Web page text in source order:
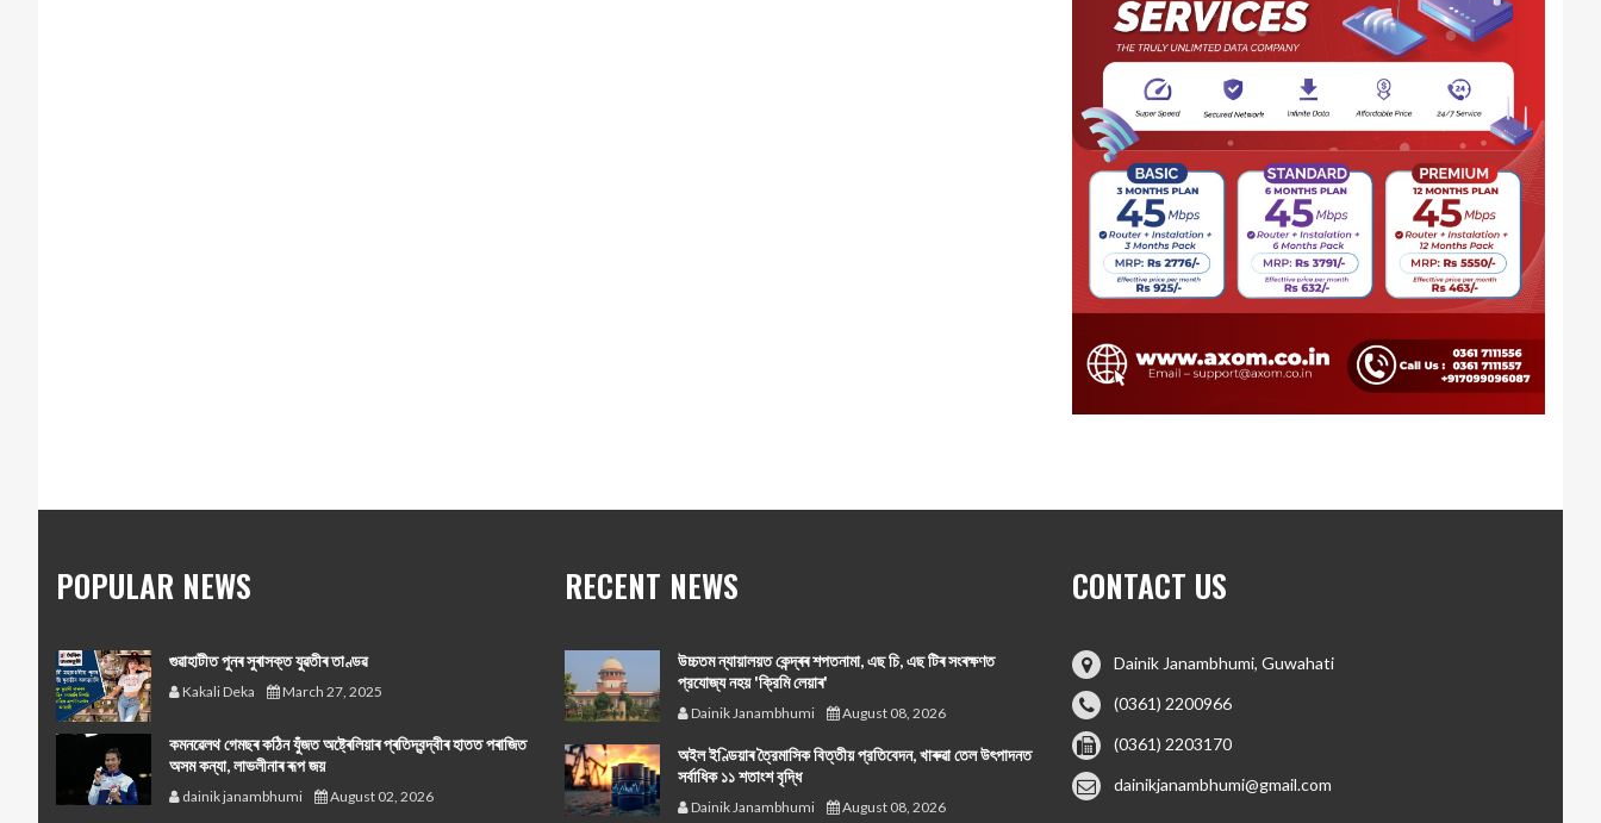
POPULAR NEWS
গুৱাহাটীত পুনৰ সুৰাসক্ত যুৱতীৰ তাণ্ডৱ
Kakali Deka March 27, 2025
কমনৱেলথ গেমছৰ কঠিন যুঁজত অষ্ট্ৰেলিয়াৰ প্ৰতিদ্বন্দ্বীৰ হাতত পৰাজিত
অসম কন্যা, লাভলীনাৰ ৰূপ জয়
dainik janambhumi August 02, 2026
RECENT NEWS
উচ্চতম ন্যায়ালয়ত কেন্দ্ৰৰ শপতনামা, এছ চি, এছ টিৰ সংৰক্ষণত
প্রযোজ্য নহয় 'ক্রিমি লেয়াৰ'
Dainik Janambhumi August 08, 2026
অইল ইণ্ডিয়াৰ ত্রৈমাসিক বিত্তীয় প্রতিবেদন, খাৰুৱা তেল উৎপাদনত
সর্বাধিক ১১ শতাংশ বৃদ্ধি
Dainik Janambhumi August 08, 2026
CONTACT US
Dainik Janambhumi, Guwahati
(0361) 2200966
(0361) 2203170
dainikjanambhumi@gmail.com